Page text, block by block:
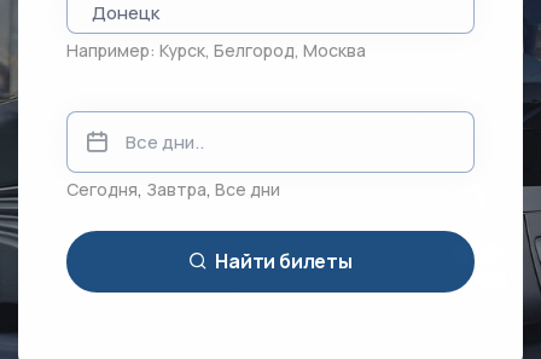
Например: Курск, Белгород, Москва
Сегодня, Завтра, Все дни
Найти билеты